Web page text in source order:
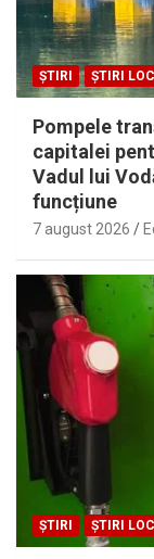
ȘTIRI ȘTIRI
Pompele
capitalei
Vadul lui
funcțiune
7 august 2026
ȘTIRI ȘTIRI